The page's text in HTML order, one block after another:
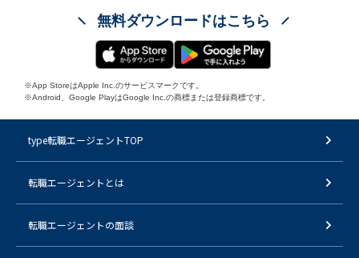
無料ダウンロードはこちら
※App StoreはApple Inc.のサービスマークです。
※Android、Google PlayはGoogle Inc.の商標または登録商標です。
type転職エージェントTOP
転職エージェントとは
転職エージェントの面談